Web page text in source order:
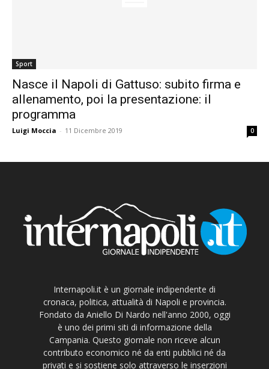
Sport
Nasce il Napoli di Gattuso: subito firma e
allenamento, poi la presentazione: il
programma
Luigi Moccia - 11 Dicembre 2019 0
Internapoli.it è un giornale indipendente di
cronaca, politica, attualità di Napoli e provincia.
Fondato da Aniello Di Nardo nell'anno 2000, oggi
è uno dei primi siti di informazione della
Campania. Questo giornale non riceve alcun
contributo economico né da enti pubblici né da
privati e si sostiene solo attraverso le inserzioni